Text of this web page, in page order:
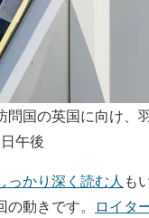
問国の英国に向け、
午後
っかり深く読む人 も
動きです。
ロイタ